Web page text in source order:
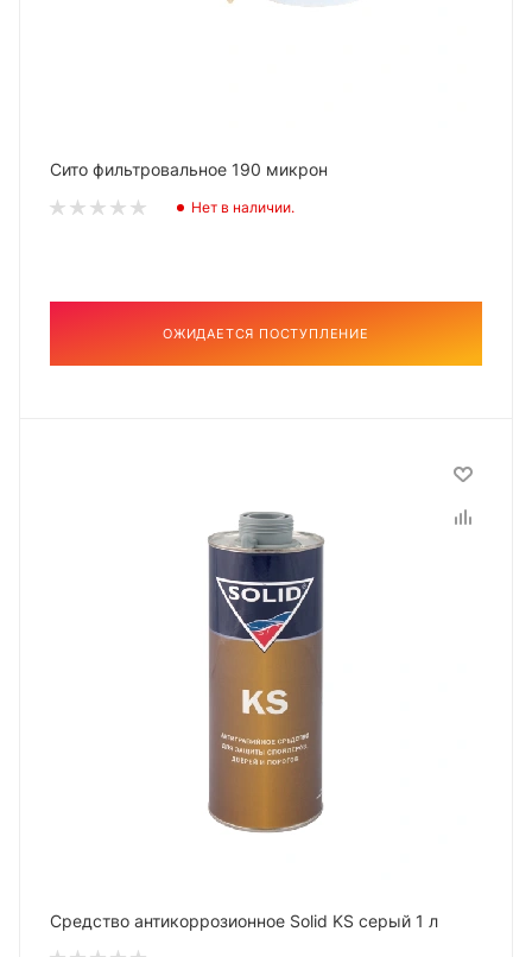
Сито фильтровальное 190 микрон
Нет в наличии.
ОЖИДАЕТСЯ ПОСТУПЛЕНИЕ
Средство антикоррозионное Solid KS серый 1 л